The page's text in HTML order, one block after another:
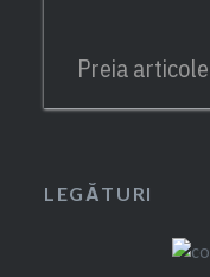
Preia
LEGĂTURI